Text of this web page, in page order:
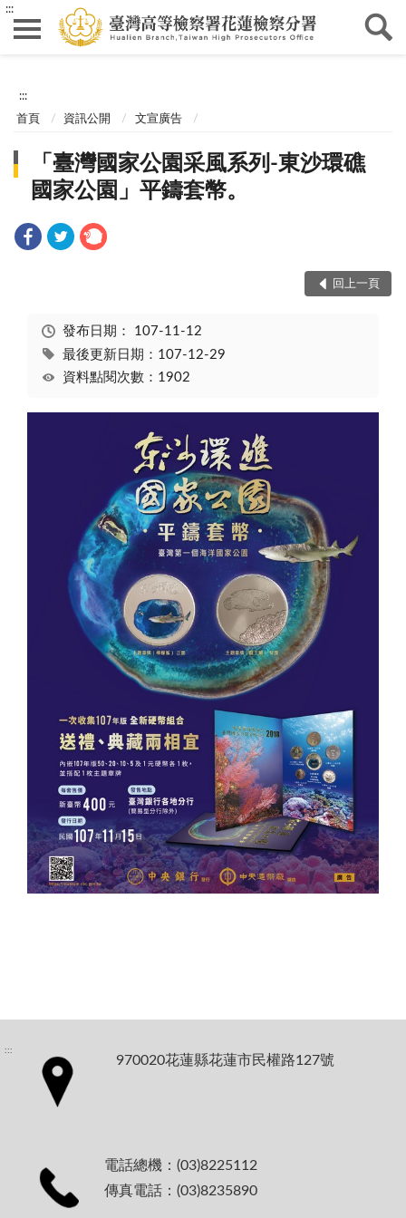
:::
:::
首頁 資訊公開 文宣廣告
「臺灣國家公園采風系列-東沙環礁
國家公園」平鑄套幣。
回上一頁
發布日期： 107-11-12
最後更新日期：107-12-29
資料點閱次數：1902
:::
970020花蓮縣花蓮市民權路127號
電話總機：(03)8225112
傳真電話：(03)8235890